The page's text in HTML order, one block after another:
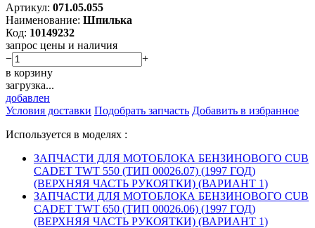
Артикул: 071.05.055
Наименование: Шпилька
Код: 10149232
запрос цены и наличия
−
+
в корзину
загрузка...
добавлен
Условия доставки Подобрать запчасть Добавить в избранное
Используется в моделях :
ЗАПЧАСТИ ДЛЯ МОТОБЛОКА БЕНЗИНОВОГО CUB
CADET TWT 550 (ТИП 00026.07) (1997 ГОД)
(ВЕРХНЯЯ ЧАСТЬ РУКОЯТКИ) (ВАРИАНТ 1)
ЗАПЧАСТИ ДЛЯ МОТОБЛОКА БЕНЗИНОВОГО CUB
CADET TWT 650 (ТИП 00026.06) (1997 ГОД)
(ВЕРХНЯЯ ЧАСТЬ РУКОЯТКИ) (ВАРИАНТ 1)